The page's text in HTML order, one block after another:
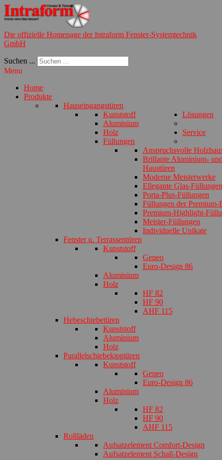
Die offizielle Homepage der Intraform Fenster-Systemtechnik
GmbH
Suchen ...
Menu
Home
Produkte
Hauseingangstüren
Kunststoff
Aluminium
Holz
Füllungen
Anspruchsvolle
Brillante Aluminium-
Haustüren
Moderne Meisterwerke
Ellegante Glas-Füllungen
Porta-Plus-Füllungen
Füllungen der Premium-
Premium-Highlight-
Meister-Füllungen
Individuelle Unikate
Fenster u. Terrassentüren
Kunststoff
Geneo
Euro-Design 86
Aluminium
Holz
HF 82
HF 90
AHF 115
Hebeschiebetüren
Kunststoff
Aluminium
Holz
Parallelschiebekipptüren
Kunststoff
Geneo
Euro-Design 86
Aluminium
Holz
HF 82
HF 90
AHF 115
Rollläden
Aufsatzelement Comfort-Design
Aufsatzelement Schall-Design
Lösungen
Service